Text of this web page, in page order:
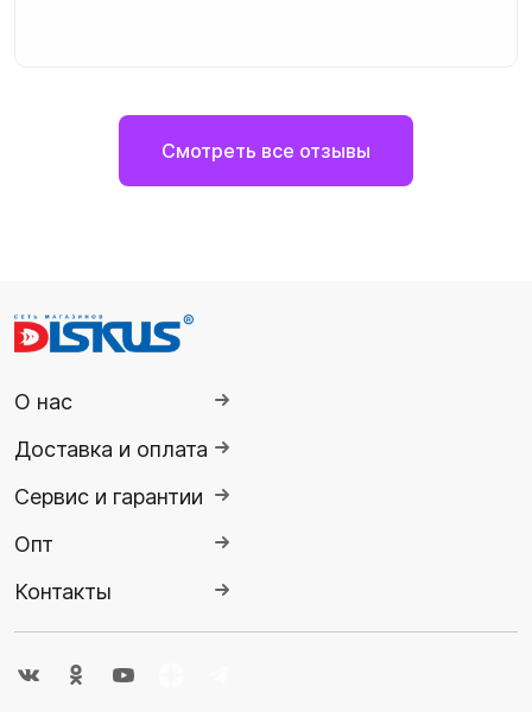
Смотреть все отзывы
О нас
Доставка и оплата
Сервис и гарантии
Опт
Контакты